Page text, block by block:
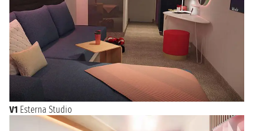
V1 Esterna Studio